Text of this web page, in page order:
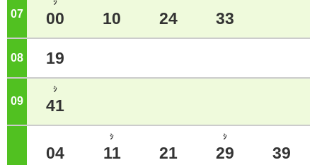
07
ｼ
00 10 24 33
08 19
09
ｼ
41
04
ｼ
11 21
ｼ
29 39